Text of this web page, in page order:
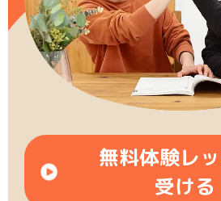
無料体験レ
受ける